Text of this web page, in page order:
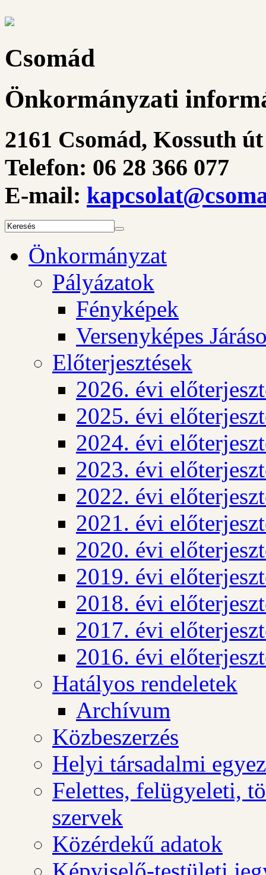
Csomád
Önkormányzati
2161 Csomád, Kossuth
Telefon: 06 28 366 077
E-mail:
Önkormányzat
Pályázatok
Fényképek
Versenyképes
Előterjesztések
2026. évi
2025. évi
2024. évi
2023. évi
2022. évi
2021. évi
2020. évi
2019. évi
2018. évi
2017. évi
2016. évi
Hatályos rendeletek
Archívum
Közbeszerzés
Helyi társadalmi
Felettes, felügyeleti,
szervek
Közérdekű adatok